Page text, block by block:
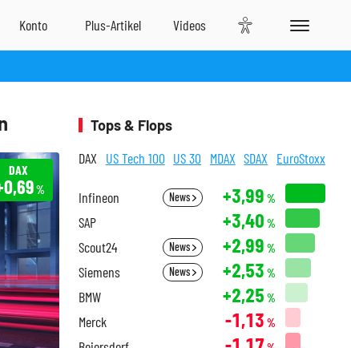
DAX
%
Tops & Flops
DAX US Tech 100 US 30 MDAX SDAX EuroStoxx
Infineon News +3,99 %
SAP +3,40 %
Scout24 News +2,99 %
Siemens News +2,53 %
BMW +2,25 %
Merck -1,13 %